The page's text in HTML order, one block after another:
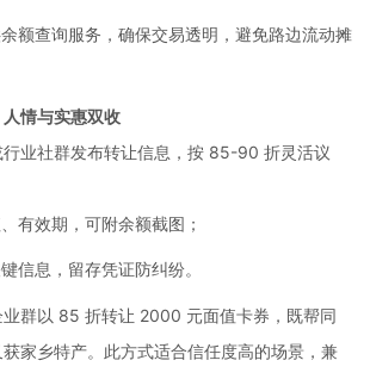
额查询服务，确保交易透明，避免路边流动摊
情与实惠双收
业社群发布转让信息，按 85-90 折灵活议
有效期，可附余额截图；
信息，留存凭证防纠纷。
群以 85 折转让 2000 元面值卡券，既帮同
家乡特产。此方式适合信任度高的场景，兼